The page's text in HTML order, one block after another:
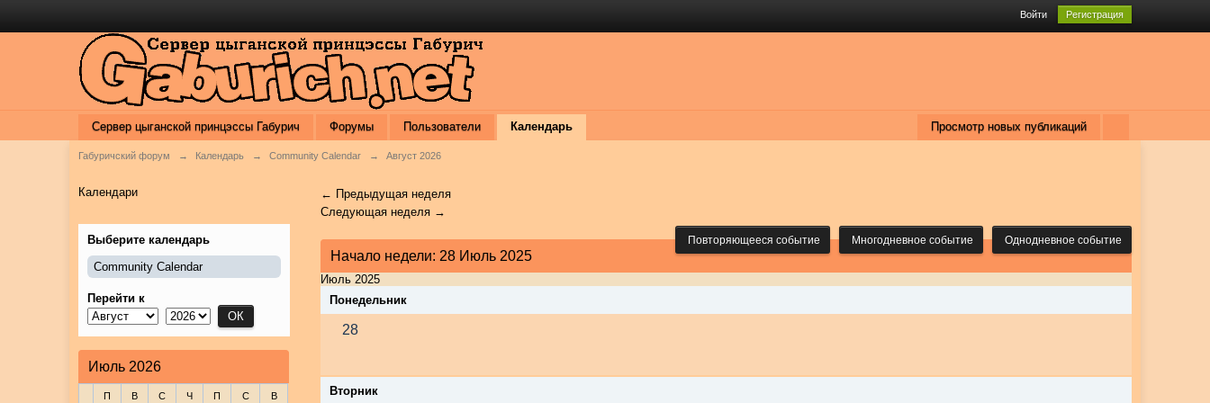
Войти Регистрация
Просмотр новых публикаций
Сервер цыганской принцэссы Габурич Форумы Пользователи Календарь
Габуричский форум → Календарь → Community Calendar → Август 2026
Календари
← Предыдущая неделя
Следующая неделя →
Однодневное событие
Многодневное событие
Повторяющееся событие
Начало недели: 28 Июль 2025
Июль 2025
Понедельник
28
Вторник
Выберите календарь
Community Calendar
Перейти к
Июль 2026
П В С Ч П С В